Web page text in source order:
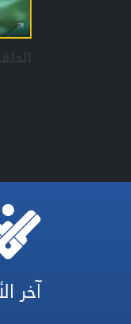
الحلقة 6
آخر